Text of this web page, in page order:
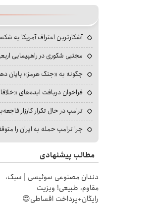
آشکارترین اعتراف آمریکا به
مجتبی شکوری در راهپیمایی
چگونه به «جنگ هرمز» پایان
فراخوان دریافت ایده‌های
ترامپ در حال تکرار کارزار
چرا ترامپ حمله به ایران را
مطالب پیشنهادی
دندان مصنوعی سوئیسی | سبک،
مقاوم، طبیعی! ویزیت
رایگان+پرداخت اقساطی😍